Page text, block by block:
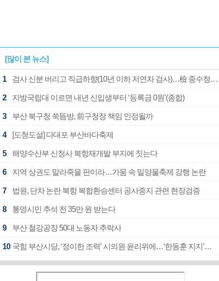
[많이 본 뉴스]
1 검사 신분 버리고 직급하향(10년 이하 저연차 검사)…檢 중수청행 기피
2 지방국립대 이르면 내년 신입생부터 ‘등록금 0원’(종합)
3 부산 북구청 쑥뜸방, 前구청장 책임 인정될까
4 [도청도설] 다대포 부산바다축제
5 해양수산부 신청사 북항재개발 부지에 짓는다
6 지역 상권도 말라죽을 판이라…가뭄 속 밀양물축제 강행 논란
7 법원, 단차 논란 북항 복합환승센터 공사중지 관련 현장검증
8 통영시민 추석 전 35만 원 받는다
9 부산 철강공장 50대 노동자 추락사
10 국힘 부산시당, ‘정이한 조력’ 시의원 윤리위에…‘한동훈 지지’도 신고접수